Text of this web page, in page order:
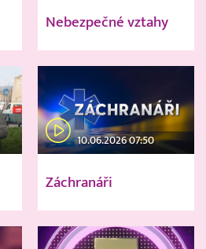
Nebezpečné vztahy
10.06.2026 07:50
Záchranáři